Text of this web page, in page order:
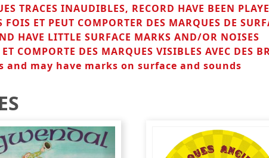
TRACES INAUDIBLES, RECORD HAVE BEEN
ET PEUT COMPORTER DES MARQUES DE
HAVE LITTLE SURFACE MARKS AND/OR NOISES
COMPORTE DES MARQUES VISIBLES AVEC DES
and may have marks on surface and sounds